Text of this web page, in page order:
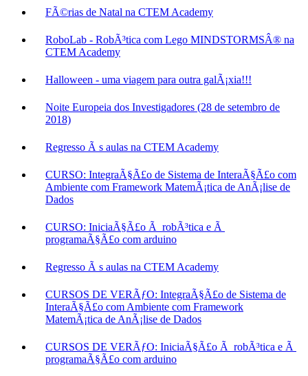
FÃ©rias de Natal na CTEM Academy
RoboLab - RobÃ³tica com Lego MINDSTORMSÂ® na
CTEM Academy
Halloween - uma viagem para outra galÃ¡xia!!!
Noite Europeia dos Investigadores (28 de setembro de
2018)
Regresso Ã s aulas na CTEM Academy
CURSO: IntegraÃ§Ã£o de Sistema de InteraÃ§Ã£o com
Ambiente com Framework MatemÃ¡tica de AnÃ¡lise de
Dados
CURSO: IniciaÃ§Ã£o Ã robÃ³tica e Ã
programaÃ§Ã£o com arduino
Regresso Ã s aulas na CTEM Academy
CURSOS DE VERÃƒO: IntegraÃ§Ã£o de Sistema de
InteraÃ§Ã£o com Ambiente com Framework
MatemÃ¡tica de AnÃ¡lise de Dados
CURSOS DE VERÃƒO: IniciaÃ§Ã£o Ã robÃ³tica e Ã
programaÃ§Ã£o com arduino